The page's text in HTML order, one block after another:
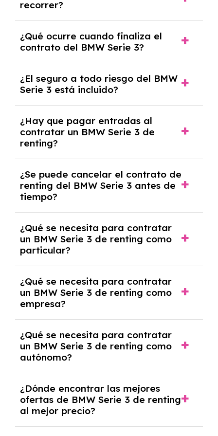
años.
recorrer?
contrato y puede variar entre 10,000 y
30,000 km anuales. Si excedes ese límite,
puede haber un cargo adicional.
¿Qué ocurre cuando finaliza el
contrato del BMW Serie 3?
coche, renovarlo por uno nuevo o, en algunos
casos, comprarlo a un precio previamente
acordado.
¿El seguro a todo riesgo del BMW
Serie 3 está incluido?
Serie 3 con el seguro a todo riesgo sin
franquicia incluido dentro de las cuotas
mensuales.
¿Hay que pagar entradas al
contratar un BMW Serie 3 de
renting?
tendrás que pagar ningún tipo de entrada
salvo en casos que lo exija el proveedor
debido al resultado del estudio de viabilidad
económica.
¿Se puede cancelar el contrato de
renting del BMW Serie 3 antes de
tiempo?
pero puede haber penalizaciones por
cancelación anticipada. Es importante revisar
las condiciones del contrato y hablar con un
experto que te asesore.
¿Qué se necesita para contratar
un BMW Serie 3 de renting como
particular?
y, en algunos casos, una consulta de solvencia
crediticia y un pago inicial.
¿Qué se necesita para contratar
un BMW Serie 3 de renting como
empresa?
documentación financiera y, en algunos
casos, un informe de solvencia de la empresa
y un pago inicial.
¿Qué se necesita para contratar
un BMW Serie 3 de renting como
autónomo?
autónomos, justificante de ingresos y, en
algunos casos, un informe fiscal y un pago
inicial.
¿Dónde encontrar las mejores
ofertas de BMW Serie 3 de renting
al mejor precio?